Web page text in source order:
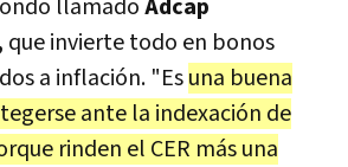
llamadoAdcap
que invierte todo en bonos
a inflación. "Esuna buena
ante la indexación de
rinden el CER más una